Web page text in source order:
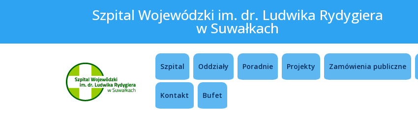
Szpital Wojewódzki im. dr. Ludwika Rydygiera
w Suwałkach
Szpital Oddziały Poradnie Projekty Zamówienia publiczne
Kontakt Bufet